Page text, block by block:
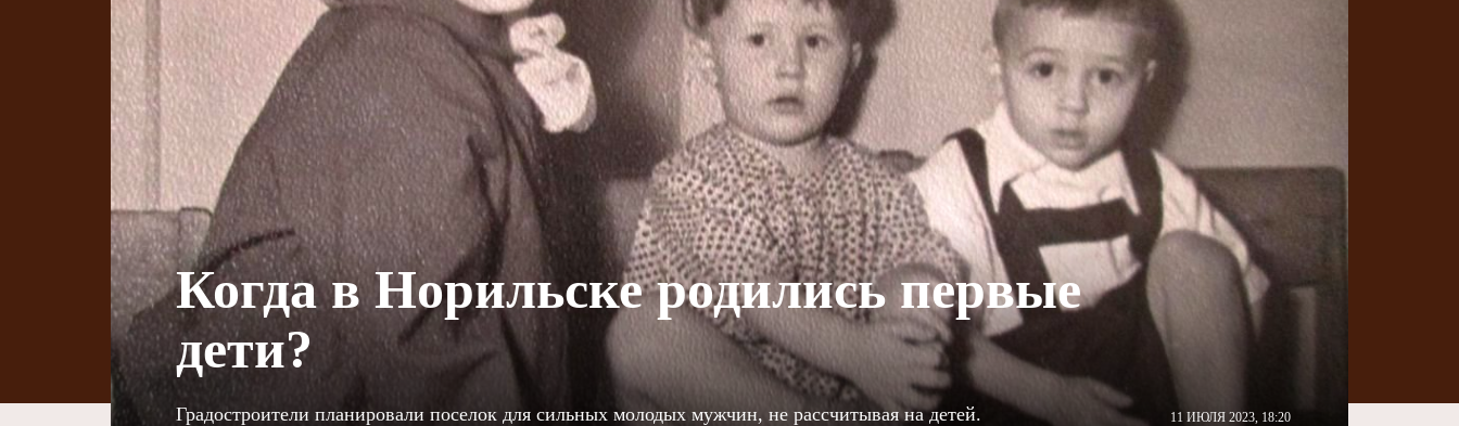
Когда в Норильске родились первые
дети?
11 ИЮЛЯ 2023, 18:20
Градостроители планировали поселок для сильных молодых мужчин, не рассчитывая на детей.